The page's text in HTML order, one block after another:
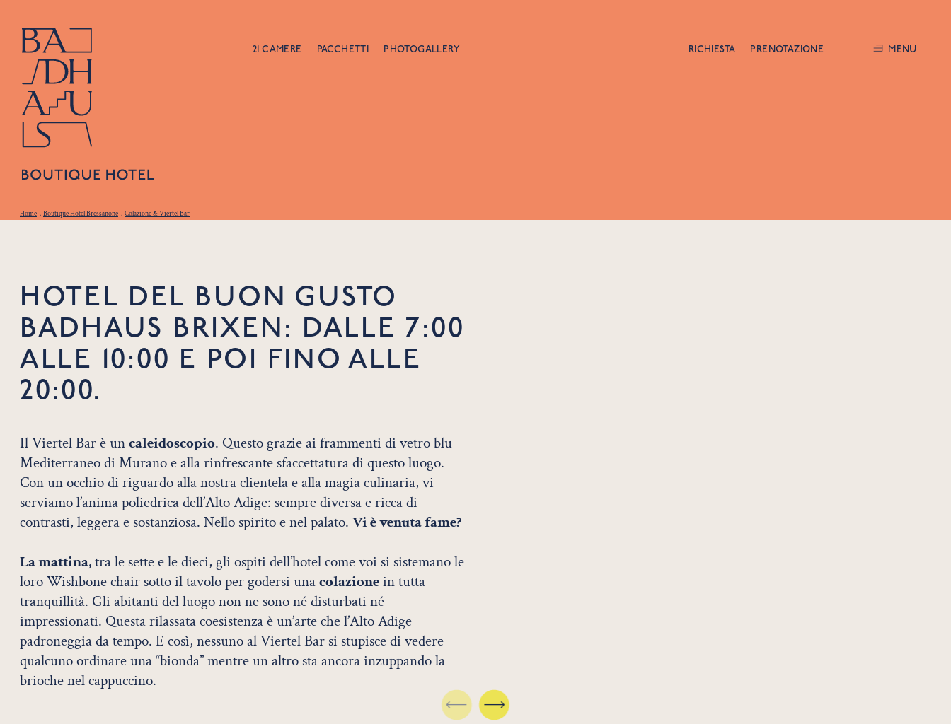
21 CAMERE PACCHETTI PHOTOGALLERY RICHIESTA PRENOTAZIONE MENU
Home . Boutique Hotel Bressanone . Colazione & Viertel Bar
HOTEL DEL BUON GUSTO
BADHAUS BRIXEN: DALLE 7:00
ALLE 10:00 E POI FINO ALLE
20:00.
Il Viertel Bar è uncaleidoscopio. Questo grazie ai frammenti di vetro blu
Mediterraneo di Murano e alla rinfrescante sfaccettatura di questo luogo.
Con un occhio di riguardo alla nostra clientela e alla magia culinaria, vi
serviamo l’anima poliedrica dell’Alto Adige: sempre diversa e ricca di
contrasti, leggera e sostanziosa. Nello spirito e nel palato. Vi è venuta fame?
La mattina,tra le sette e le dieci, gli ospiti dell’hotel come voi si sistemano le
loro Wishbone chair sotto il tavolo per godersi unacolazionein tutta
tranquillità. Gli abitanti del luogo non ne sono né disturbati né
impressionati. Questa rilassata coesistenza è un’arte che l’Alto Adige
padroneggia da tempo. E così, nessuno al Viertel Bar si stupisce di vedere
qualcuno ordinare una “bionda” mentre un altro sta ancora inzuppando la
brioche nel cappuccino.